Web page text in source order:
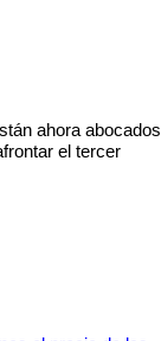
ahora abocados
el tercer